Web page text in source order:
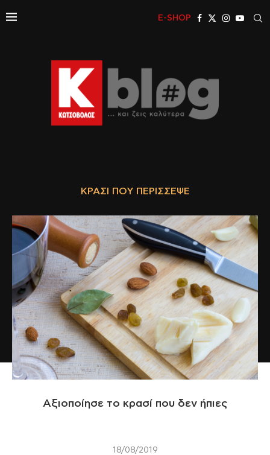
E-SHOP
ΚΡΑΣΊ ΠΟΥ ΠΕΡΊΣΣΕΨΕ
Αξιοποίησε το κρασί που δεν ήπιες
18/08/2019